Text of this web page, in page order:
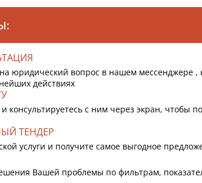
юридический вопрос в нашем мессенджере
действиях
консультируетесь с ним через экран, чтобы
ТЕНДЕР
услуги и получите самое выгодное
Вашей проблемы по фильтрам,